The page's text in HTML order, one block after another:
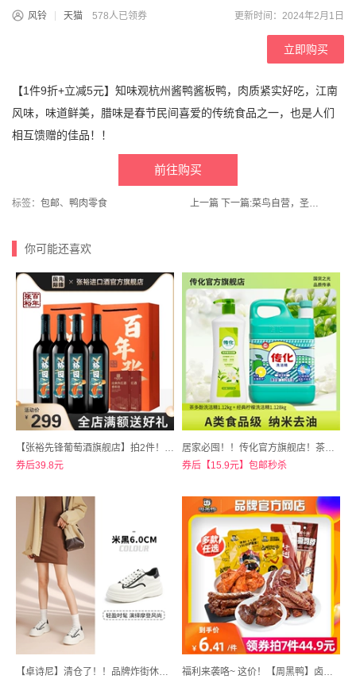
风铃 天猫 578人已领券 更新时间：2024年2月1日
立即购买
【1件9折+立减5元】知味观杭州酱鸭酱板鸭，肉质紧实好吃，江南
风味，味道鲜美，腊味是春节民间喜爱的传统食品之一，也是人们
相互馈赠的佳品！！
前往购买
标签： 包邮、 鸭肉零食 上一篇 下一篇: 菜鸟自营，圣女果礼盒装2斤/4斤可选
你可能还喜欢
【张裕先锋葡萄酒旗舰店】拍2件！！新疆产区裕园半甜型煮热红酒葡萄酒750ml*2瓶
券后39.8元
居家必囤！！传化官方旗舰店！茶多酚洗洁精组合装
券后【15.9元】包邮秒杀
【卓诗尼】清仓了！！品牌炸街休闲老爹鞋合集 福利来袭咯~ 这价！【周黑鸭】卤味零食多款组合